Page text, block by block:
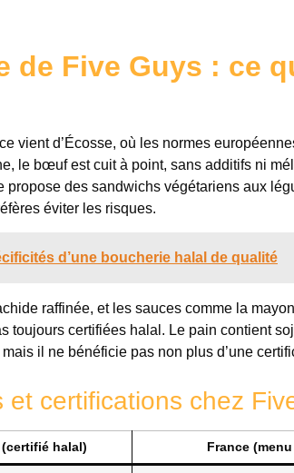
de Five Guys : ce
vient d’Écosse, où les normes
le bœuf est cuit à point, sans additifs ni
des sandwichs végétariens aux
éviter les risques.
d’une boucherie halal de qualité
raffinée, et les sauces comme la
toujours certifiées halal. Le pain contient
il ne bénéficie pas non plus d’une
certifications chez
halal) France